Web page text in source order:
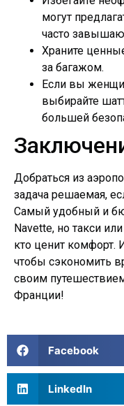
могут
часто
Храните
за багажом.
Если вы
выбирайте
большей
Добраться из
задача решаемая,
Самый удобный и
Navette, но такси
кто ценит комфорт.
чтобы сэкономить
своим
Франции!
Facebook
LinkedIn